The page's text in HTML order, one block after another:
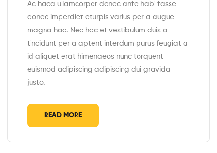
Ac haca ullamcorper donec ante habi tasse
donec imperdiet eturpis varius per a augue
magna hac. Nec hac et vestibulum duis a
tincidunt per a aptent interdum purus feugiat a
id aliquet erat himenaeos nunc torquent
euismod adipiscing adipiscing dui gravida
justo.
READ MORE